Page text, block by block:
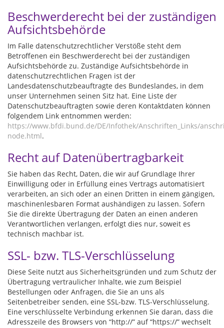
Beschwerderecht bei der zuständigen
Aufsichtsbehörde
Im Falle datenschutzrechtlicher Verstöße steht dem
Betroffenen ein Beschwerderecht bei der zuständigen
Aufsichtsbehörde zu. Zuständige Aufsichtsbehörde in
datenschutzrechtlichen Fragen ist der
Landesdatenschutzbeauftragte des Bundeslandes, in dem
unser Unternehmen seinen Sitz hat. Eine Liste der
Datenschutzbeauftragten sowie deren Kontaktdaten können
folgendem Link entnommen werden:
https://www.bfdi.bund.de/DE/Infothek/Anschriften_Links/
node.html.
Recht auf Datenübertragbarkeit
Sie haben das Recht, Daten, die wir auf Grundlage Ihrer
Einwilligung oder in Erfüllung eines Vertrags automatisiert
verarbeiten, an sich oder an einen Dritten in einem gängigen,
maschinenlesbaren Format aushändigen zu lassen. Sofern
Sie die direkte Übertragung der Daten an einen anderen
Verantwortlichen verlangen, erfolgt dies nur, soweit es
technisch machbar ist.
SSL- bzw. TLS-Verschlüsselung
Diese Seite nutzt aus Sicherheitsgründen und zum Schutz der
Übertragung vertraulicher Inhalte, wie zum Beispiel
Bestellungen oder Anfragen, die Sie an uns als
Seitenbetreiber senden, eine SSL-bzw. TLS-Verschlüsselung.
Eine verschlüsselte Verbindung erkennen Sie daran, dass die
Adresszeile des Browsers von “http://” auf “https://” wechselt